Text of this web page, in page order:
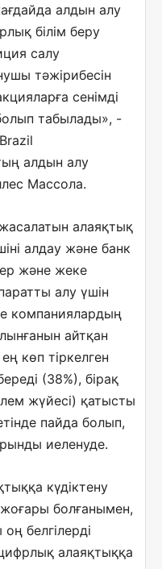
алдын алу
білім беру
салу
тәжірибесін
сенімді
табылады», -
алдын алу
Массола.
алаяқтық
алдау және банк
және жеке
алу үшін
компаниялардың
айтқан
көп тіркелген
(38%), бірақ
жүйесі) қатысты
пайда болып,
иеленуде.
күдіктену
болғанымен,
белгілерді
алаяқтыққа